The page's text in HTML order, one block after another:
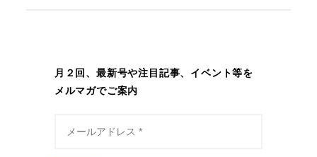
月２回、最新号や注目記事、イベント等を
メルマガでご案内